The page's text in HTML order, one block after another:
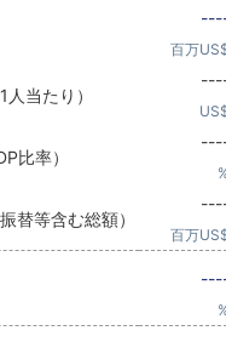
百万
当たり）
比率）
替等含む総額）
百万